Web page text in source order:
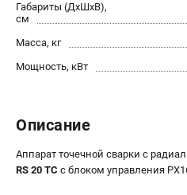
Сварочные полуавтоматы MIG/
Сварочные аппараты TIG
Сварочные материалы
Информация размещённая на
проспект
Габариты (ДхШхВ),
см
Масса, кг
Мощность, кВт
Описание
Аппарат точечной сварки c
RS 20 TC с блоком управления